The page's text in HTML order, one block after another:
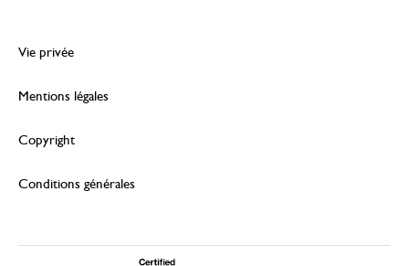
Vie privée
Mentions légales
Copyright
Conditions générales